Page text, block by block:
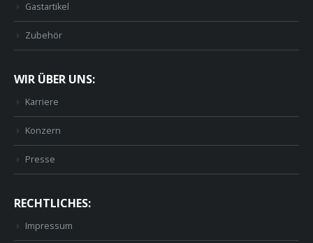
Gastartikel
Zubehör
WIR ÜBER UNS:
Karriere
Konzern
Presse
RECHTLICHES:
Impressum